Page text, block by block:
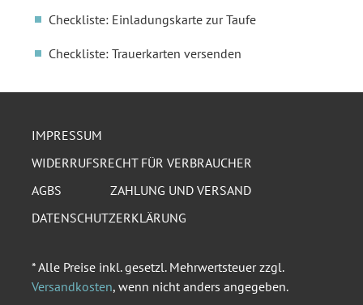
Checkliste: Einladungskarte zur Taufe
Checkliste: Trauerkarten versenden
IMPRESSUM
WIDERRUFSRECHT FÜR VERBRAUCHER
AGBS
ZAHLUNG UND VERSAND
DATENSCHUTZERKLÄRUNG
* Alle Preise inkl. gesetzl. Mehrwertsteuer zzgl.
Versandkosten, wenn nicht anders angegeben.